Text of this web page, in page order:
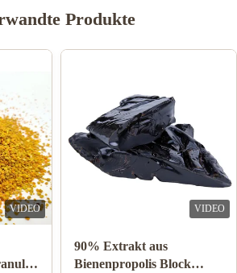
Produkte
VIDEO VIDEO
90% Extrakt aus
Bienenpropolis Block